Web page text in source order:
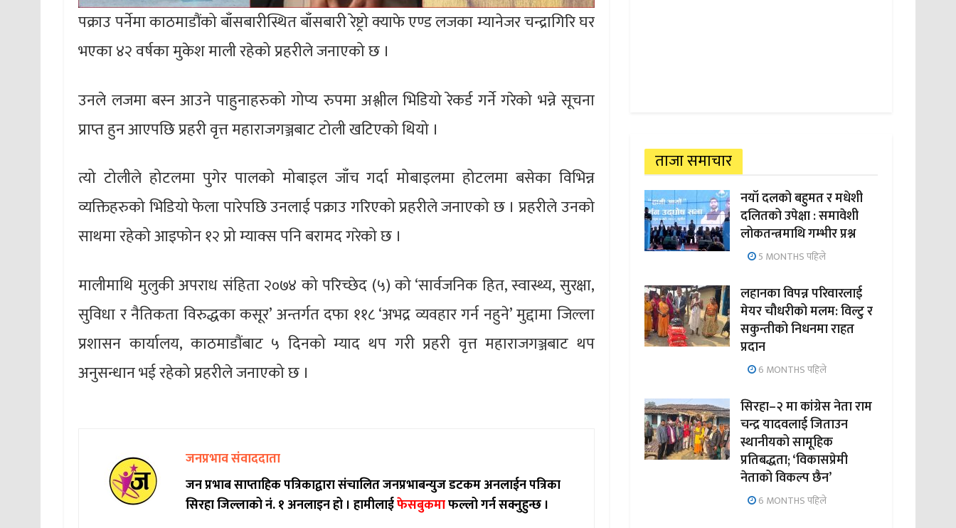
पक्राउ पर्नेमा काठमाडौंको बाँसबारीस्थित बाँसबारी रेष्ट्रो क्याफे एण्ड लजका म्यानेजर चन्द्रागिरि घर
भएका ४२ वर्षका मुकेश माली रहेको प्रहरीले जनाएको छ ।
उनले लजमा बस्न आउने पाहुनाहरुको गोप्य रुपमा अश्लील भिडियो रेकर्ड गर्ने गरेको भन्ने सूचना
प्राप्त हुन आएपछि प्रहरी वृत्त महाराजगञ्जबाट टोली खटिएको थियो ।
त्यो टोलीले होटलमा पुगेर पालको मोबाइल जाँच गर्दा मोबाइलमा होटलमा बसेका विभिन्न
व्यक्तिहरुको भिडियो फेला पारेपछि उनलाई पक्राउ गरिएको प्रहरीले जनाएको छ । प्रहरीले उनको
साथमा रहेको आइफोन १२ प्रो म्याक्स पनि बरामद गरेको छ ।
मालीमाथि मुलुकी अपराध संहिता २०७४ को परिच्छेद (५) को ‘सार्वजनिक हित, स्वास्थ्य, सुरक्षा,
सुविधा र नैतिकता विरुद्धका कसूर’ अन्तर्गत दफा ११८ ‘अभद्र व्यवहार गर्न नहुने’ मुद्दामा जिल्ला
प्रशासन कार्यालय, काठमाडौंबाट ५ दिनको म्याद थप गरी प्रहरी वृत्त महाराजगञ्जबाट थप
अनुसन्धान भई रहेको प्रहरीले जनाएको छ ।
जनप्रभाव संवाददाता
जन प्रभाब साप्ताहिक पत्रिकाद्वारा संचालित जनप्रभाबन्युज डटकम अनलाईन पत्रिका
सिरहा जिल्लाको नं. १ अनलाइन हो ।हामीलाईफेसबुकमाफल्लो गर्न सक्नुहुन्छ ।
ताजा समाचार
नयाँ दलको बहुमत र मधेशी
दलितको उपेक्षा : समावेशी
लोकतन्त्रमाथि गम्भीर प्रश्न
5 MONTHS पहिले
लहानका विपन्न परिवारलाई
मेयर चौधरीको मलम: विल्टु र
सकुन्तीको निधनमा राहत
प्रदान
6 MONTHS पहिले
सिरहा–२ मा कांग्रेस नेता राम
चन्द्र यादवलाई जिताउन
स्थानीयको सामूहिक
प्रतिबद्धता; ‘विकासप्रेमी
नेताको विकल्प छैन’
6 MONTHS पहिले